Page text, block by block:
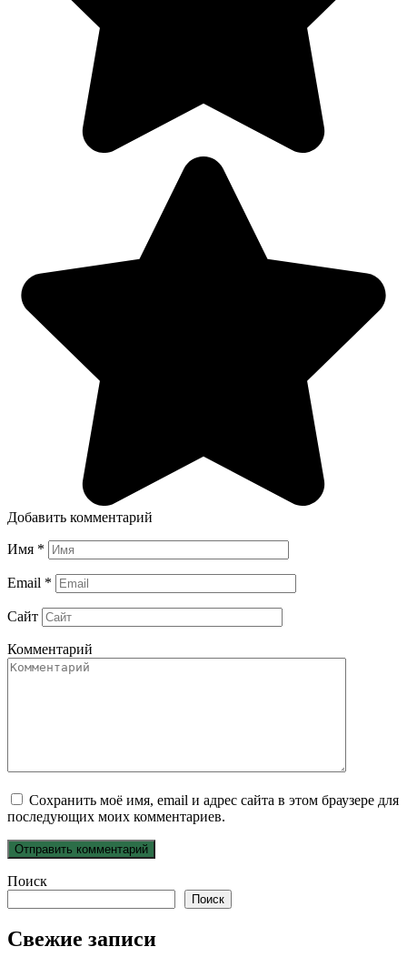
Добавить комментарий
Имя *
Email *
Сайт
Комментарий
Сохранить моё имя, email и адрес сайта в этом браузере для
последующих моих комментариев.
Поиск
Поиск
Свежие записи